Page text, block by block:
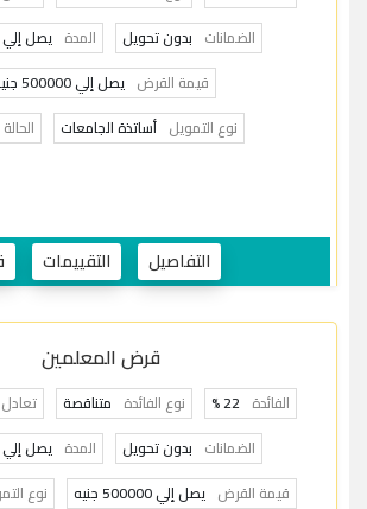
الضمانات بدون تحويل المدة يصل إلي 5 سنوات
قيمة القرض يصل إلي 500000 جنيه
نوع التمويل أساتذة الجامعات الحالة
التفاصيل التقييمات
قرض المعلمين
الفائدة 22 % نوع الفائدة متناقصة تعادل
الضمانات بدون تحويل المدة يصل إلي 5 سنوات
قيمة القرض يصل إلي 500000 جنيه نوع